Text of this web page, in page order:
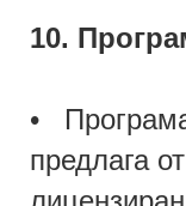
10.
•
предлага